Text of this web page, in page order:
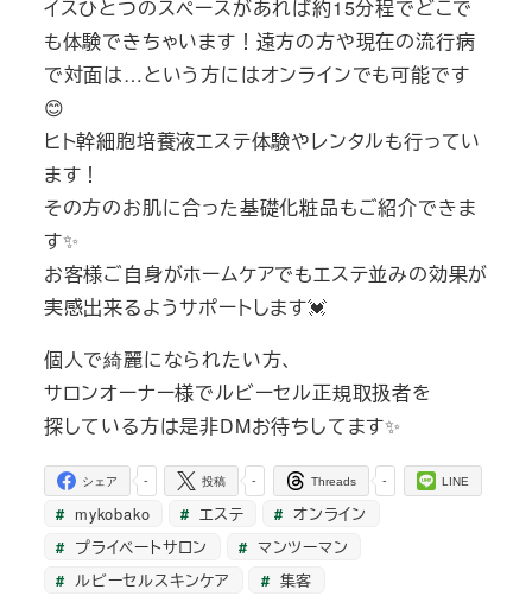
イスひとつのスペースがあれば約15分程でどこで
も体験できちゃいます！遠方の方や現在の流行病
で対面は…という方にはオンラインでも可能です
😊
ヒト幹細胞培養液エステ体験やレンタルも行ってい
ます！
その方のお肌に合った基礎化粧品もご紹介できま
す✨
お客様ご自身がホームケアでもエステ並みの効果が
実感出来るようサポートします💓
個人で綺麗になられたい方、
サロンオーナー様でルビーセル正規取扱者を
探している方は是非DMお待ちしてます✨
-
シェア -
投稿 -
Threads LINE
mykobako エステ
オンライン
プライベートサロン
マンツーマン
ルビーセルスキンケア
集客